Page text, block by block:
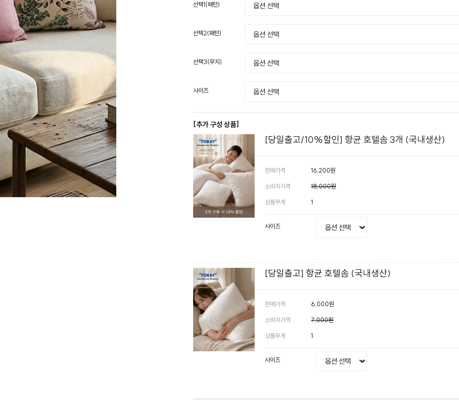
선택1(패턴)
선택2(패턴)
선택3(무지)
사이즈
[추가 구성 상품]
[당일출고/10%할인] 항균 호텔솜 3개 (국내생산)
판매가격 16,200원
소비자가격 18,000원
상품무게 1
사이즈
[당일출고] 항균 호텔솜 (국내생산)
판매가격 6,000원
소비자가격 7,000원
상품무게 1
사이즈